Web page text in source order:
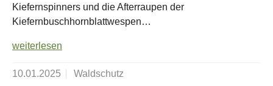
Kiefernspinners und die Afterraupen der
Kiefernbuschhornblattwespen…
weiterlesen
10.01.2025 Waldschutz